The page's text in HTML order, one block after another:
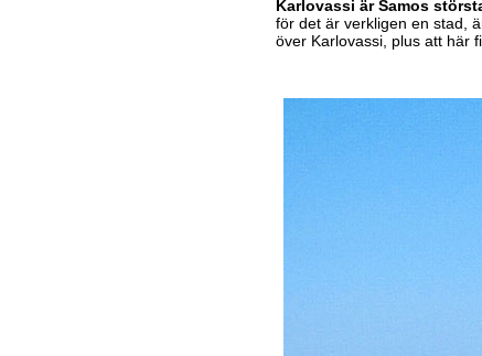
Karlovassi är Samos
för det är verkligen en stad,
över Karlovassi, plus att här